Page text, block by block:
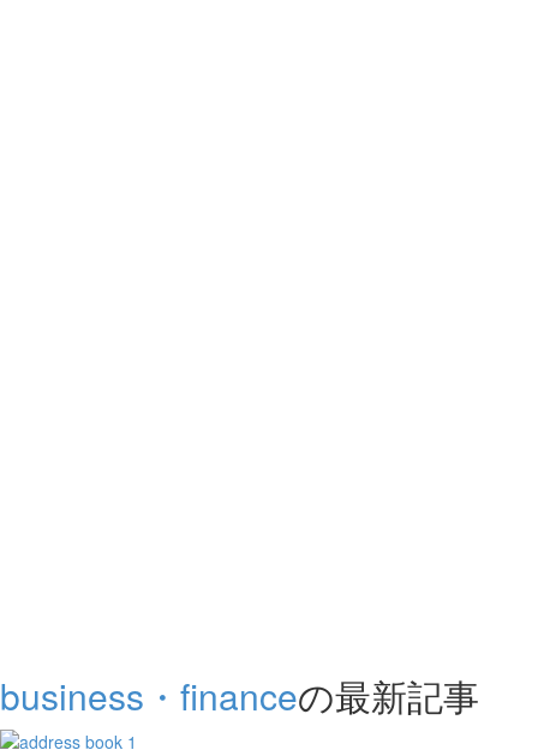
business・financeの最新記事